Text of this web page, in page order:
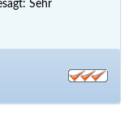
Sehr